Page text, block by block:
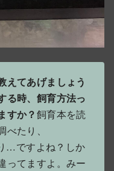
えてあげましょう
る時、飼育方法っ
すか？飼育本を読
たり、
…ですよね？しか
ってますよ。みー